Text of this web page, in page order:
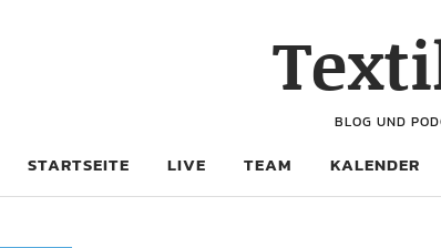
BLOG UND
STARTSEITE LIVE TEAM KALENDER